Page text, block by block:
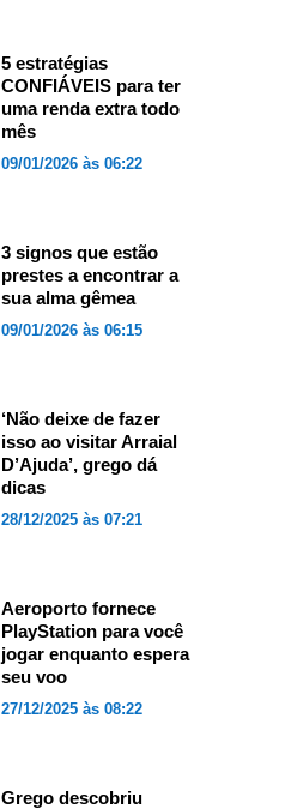
5 estratégias
CONFIÁVEIS para ter
uma renda extra todo
mês
09/01/2026 às 06:22
3 signos que estão
prestes a encontrar a
sua alma gêmea
09/01/2026 às 06:15
‘Não deixe de fazer
isso ao visitar Arraial
D’Ajuda’, grego dá
dicas
28/12/2025 às 07:21
Aeroporto fornece
PlayStation para você
jogar enquanto espera
seu voo
27/12/2025 às 08:22
Grego descobriu